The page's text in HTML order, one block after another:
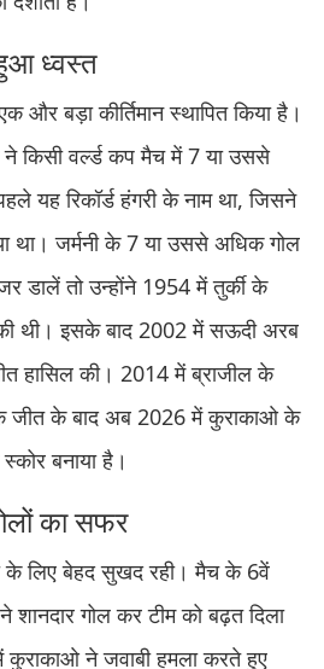
हुआ ध्वस्त
और बड़ा कीर्तिमान स्थापित किया है।
ने किसी वर्ल्ड कप मैच में 7 या उससे
यह रिकॉर्ड हंगरी के नाम था, जिसने
था। जर्मनी के 7 या उससे अधिक गोल
डालें तो उन्होंने 1954 में तुर्की के
थी। इसके बाद 2002 में सऊदी अरब
हासिल की। 2014 में ब्राजील के
जीत के बाद अब 2026 में कुराकाओ के
बनाया है।
का सफर
के लिए बेहद सुखद रही। मैच के 6वें
शानदार गोल कर टीम को बढ़त दिला
कुराकाओ ने जवाबी हमला करते हुए